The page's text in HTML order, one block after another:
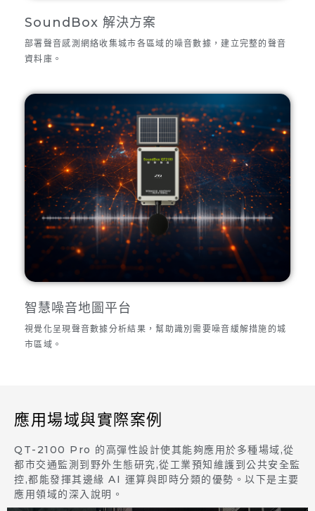
SoundBox 解決方案
部署聲音感測網絡收集城市各區域的噪音數據，建立完整的聲音
資料庫。
智慧噪音地圖平台
視覺化呈現聲音數據分析結果，幫助識別需要噪音緩解措施的城
市區域。
應用場域與實際案例
QT-2100 Pro 的高彈性設計使其能夠應用於多種場域,從
都市交通監測到野外生態研究,從工業預知維護到公共安全監
控,都能發揮其邊緣 AI 運算與即時分類的優勢。以下是主要
應用領域的深入說明。